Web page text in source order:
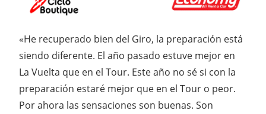
«He recuperado bien del Giro, la preparación está
siendo diferente. El año pasado estuve mejor en
La Vuelta que en el Tour. Este año no sé si con la
preparación estaré mejor que en el Tour o peor.
Por ahora las sensaciones son buenas. Son